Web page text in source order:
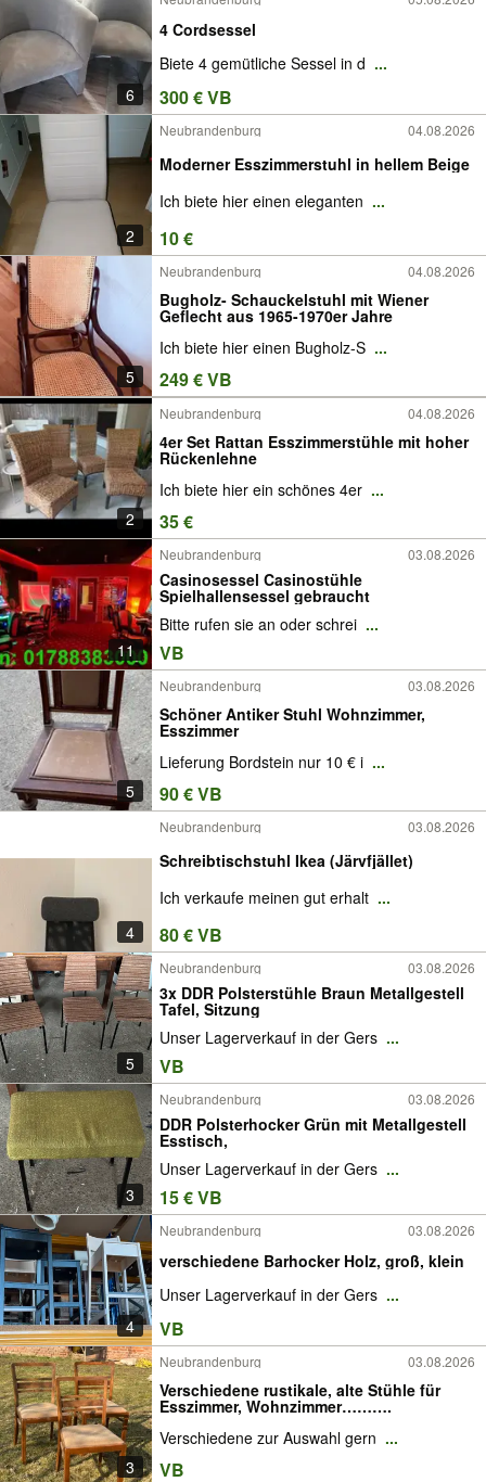
6
4 Cordsessel
Biete 4 gemütliche Sessel in d ...
300 € VB
2
Neubrandenburg 04.08.2026
Moderner Esszimmerstuhl in hellem Beige
Ich biete hier einen eleganten ...
10 €
5
Neubrandenburg 04.08.2026
Bugholz- Schauckelstuhl mit Wiener
Geflecht aus 1965-1970er Jahre
Ich biete hier einen Bugholz-S ...
249 € VB
2
Neubrandenburg 04.08.2026
4er Set Rattan Esszimmerstühle mit hoher
Rückenlehne
Ich biete hier ein schönes 4er ...
35 €
11
Neubrandenburg 03.08.2026
Casinosessel Casinostühle
Spielhallensessel gebraucht
Bitte rufen sie an oder schrei ...
VB
5
Neubrandenburg 03.08.2026
Schöner Antiker Stuhl Wohnzimmer,
Esszimmer
Lieferung Bordstein nur 10 € i ...
90 € VB
4
Neubrandenburg 03.08.2026
Schreibtischstuhl Ikea (Järvfjället)
Ich verkaufe meinen gut erhalt ...
80 € VB
5
Neubrandenburg 03.08.2026
3x DDR Polsterstühle Braun Metallgestell
Tafel, Sitzung
Unser Lagerverkauf in der Gers ...
VB
3
Neubrandenburg 03.08.2026
DDR Polsterhocker Grün mit Metallgestell
Esstisch,
Unser Lagerverkauf in der Gers ...
15 € VB
4
Neubrandenburg 03.08.2026
verschiedene Barhocker Holz, groß, klein
Unser Lagerverkauf in der Gers ...
VB
3
Neubrandenburg 03.08.2026
Verschiedene rustikale, alte Stühle für
Esszimmer, Wohnzimmer……….
Verschiedene zur Auswahl gern ...
VB